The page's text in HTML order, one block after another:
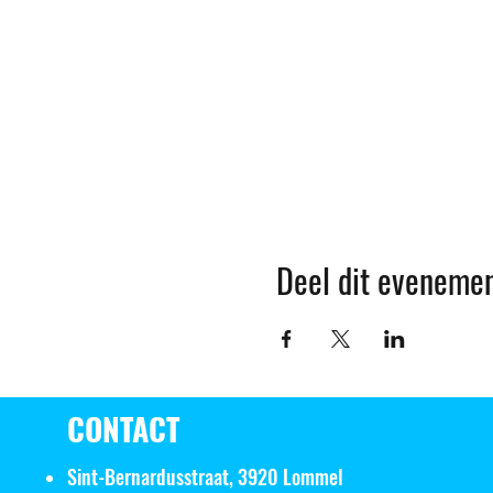
Deel dit
CONTACT
Sint-Bernardusstraat, 3920 Lommel